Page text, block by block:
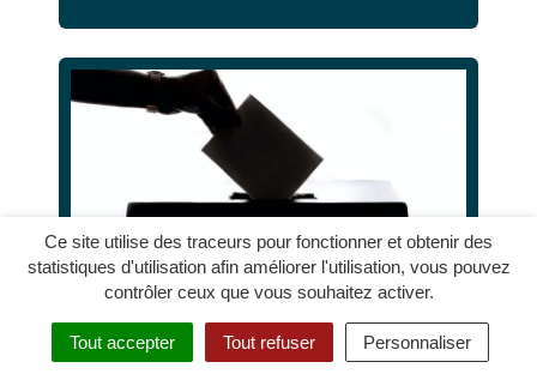
Ce site utilise des traceurs pour fonctionner et obtenir des
statistiques d'utilisation afin améliorer l'utilisation, vous pouvez
contrôler ceux que vous souhaitez activer.
Tout accepter Tout refuser Personnaliser
Elections